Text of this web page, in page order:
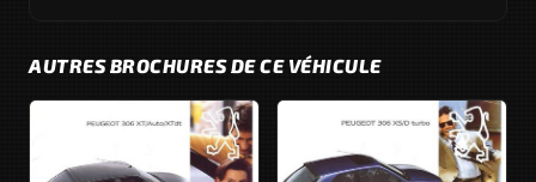
AUTRES BROCHURES DE CE VÉHICULE